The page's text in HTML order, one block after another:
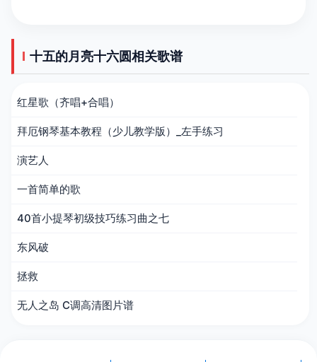
十五的月亮十六圆相关歌谱
红星歌（齐唱+合唱）
拜厄钢琴基本教程（少儿教学版）_左手练习
演艺人
一首简单的歌
40首小提琴初级技巧练习曲之七
东风破
拯救
无人之岛 C调高清图片谱